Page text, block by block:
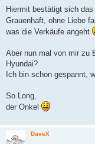
Hiermit bestätigt sich
Grauenhaft, ohne Liebe
was die Verkäufe angeht
Aber nun mal von mir zu
Hyundai?
Ich bin schon gespannt,
So Long,
der Onkel
DaveX